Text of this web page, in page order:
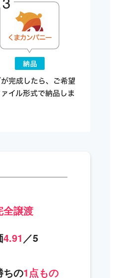
全譲渡
4.91 ／5
ちの1点もの